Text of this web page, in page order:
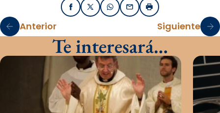
FacebookX / TwitterWhatsApp
EmailImprimir
Anterior Siguiente
Te interesará…